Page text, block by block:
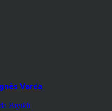
Varda
Bıyıklı